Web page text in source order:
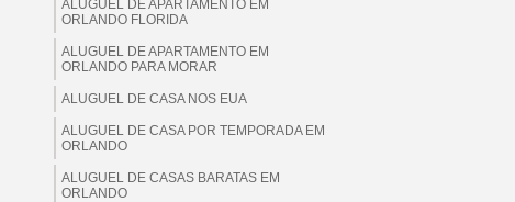
ALUGUEL DE APARTAMENTO EM
ORLANDO FLORIDA
ALUGUEL DE APARTAMENTO EM
ORLANDO PARA MORAR
ALUGUEL DE CASA NOS EUA
ALUGUEL DE CASA POR TEMPORADA EM
ORLANDO
ALUGUEL DE CASAS BARATAS EM
ORLANDO